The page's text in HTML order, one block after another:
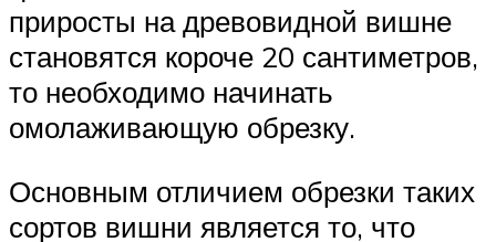
приросты на древовидной вишне
становятся короче 20 сантиметров,
то необходимо начинать
омолаживающую обрезку.
Основным отличием обрезки таких
сортов вишни является то, что